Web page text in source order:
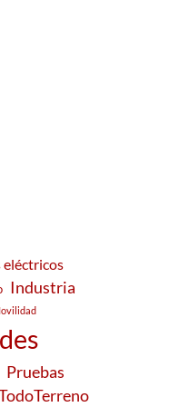
eléctricos
Industria
Pruebas